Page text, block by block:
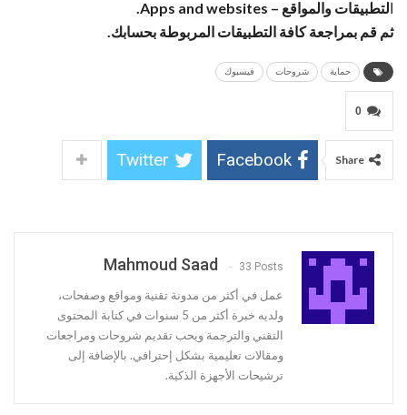
التطبيقات والمواقع – Apps and websites.
ثم قم بمراجعة كافة التطبيقات المربوطة بحسابك.
حماية شروحات فيسبوك
0
Share
Facebook
Twitter
Mahmoud Saad 33 Posts
عمل في أكثر من مدونة تقنية ومواقع وصفحات،
ولديه خبرة أكثر من 5 سنوات في كتابة المحتوى
التقني والترجمة ويحب تقديم شروحات ومراجعات
ومقالات تعليمية بشكل إحترافي. بالإضافة إلى
ترشيحات الأجهزة الذكية.